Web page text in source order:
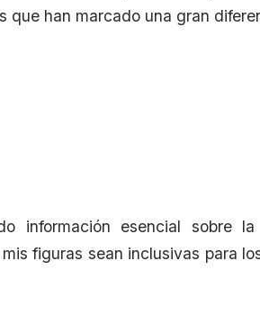
que han marcado una gran
información esencial sobre
figuras sean inclusivas para